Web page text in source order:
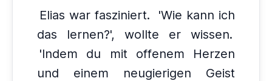
Elias war fasziniert.
'Wie kann ich
das lernen?', wollte er wissen.
'Indem du mit offenem Herzen
und einem neugierigen Geist